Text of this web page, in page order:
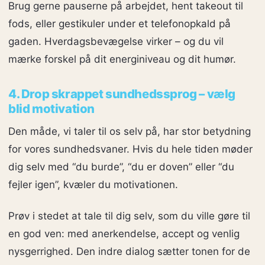
Brug gerne pauserne på arbejdet, hent takeout til
fods, eller gestikuler under et telefonopkald på
gaden. Hverdagsbevægelse virker – og du vil
mærke forskel på dit energiniveau og dit humør.
4. Drop skrappet sundhedssprog – vælg
blid motivation
Den måde, vi taler til os selv på, har stor betydning
for vores sundhedsvaner. Hvis du hele tiden møder
dig selv med “du burde”, “du er doven” eller “du
fejler igen”, kvæler du motivationen.
Prøv i stedet at tale til dig selv, som du ville gøre til
en god ven: med anerkendelse, accept og venlig
nysgerrighed. Den indre dialog sætter tonen for de